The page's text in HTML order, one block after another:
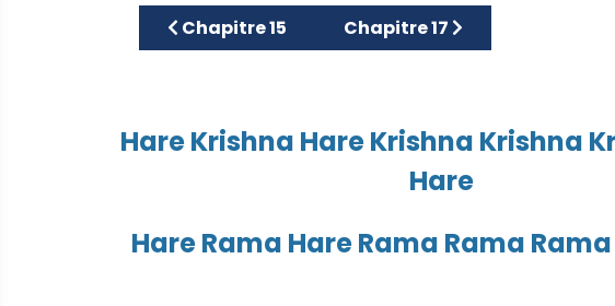
Article précédent : Chapitre 15
Chapitre 15 Article suivant : Chapitre 17
Chapitre 17
Hare Krishna Hare Krishna Krishna
Hare
Hare Rama Hare Rama Rama